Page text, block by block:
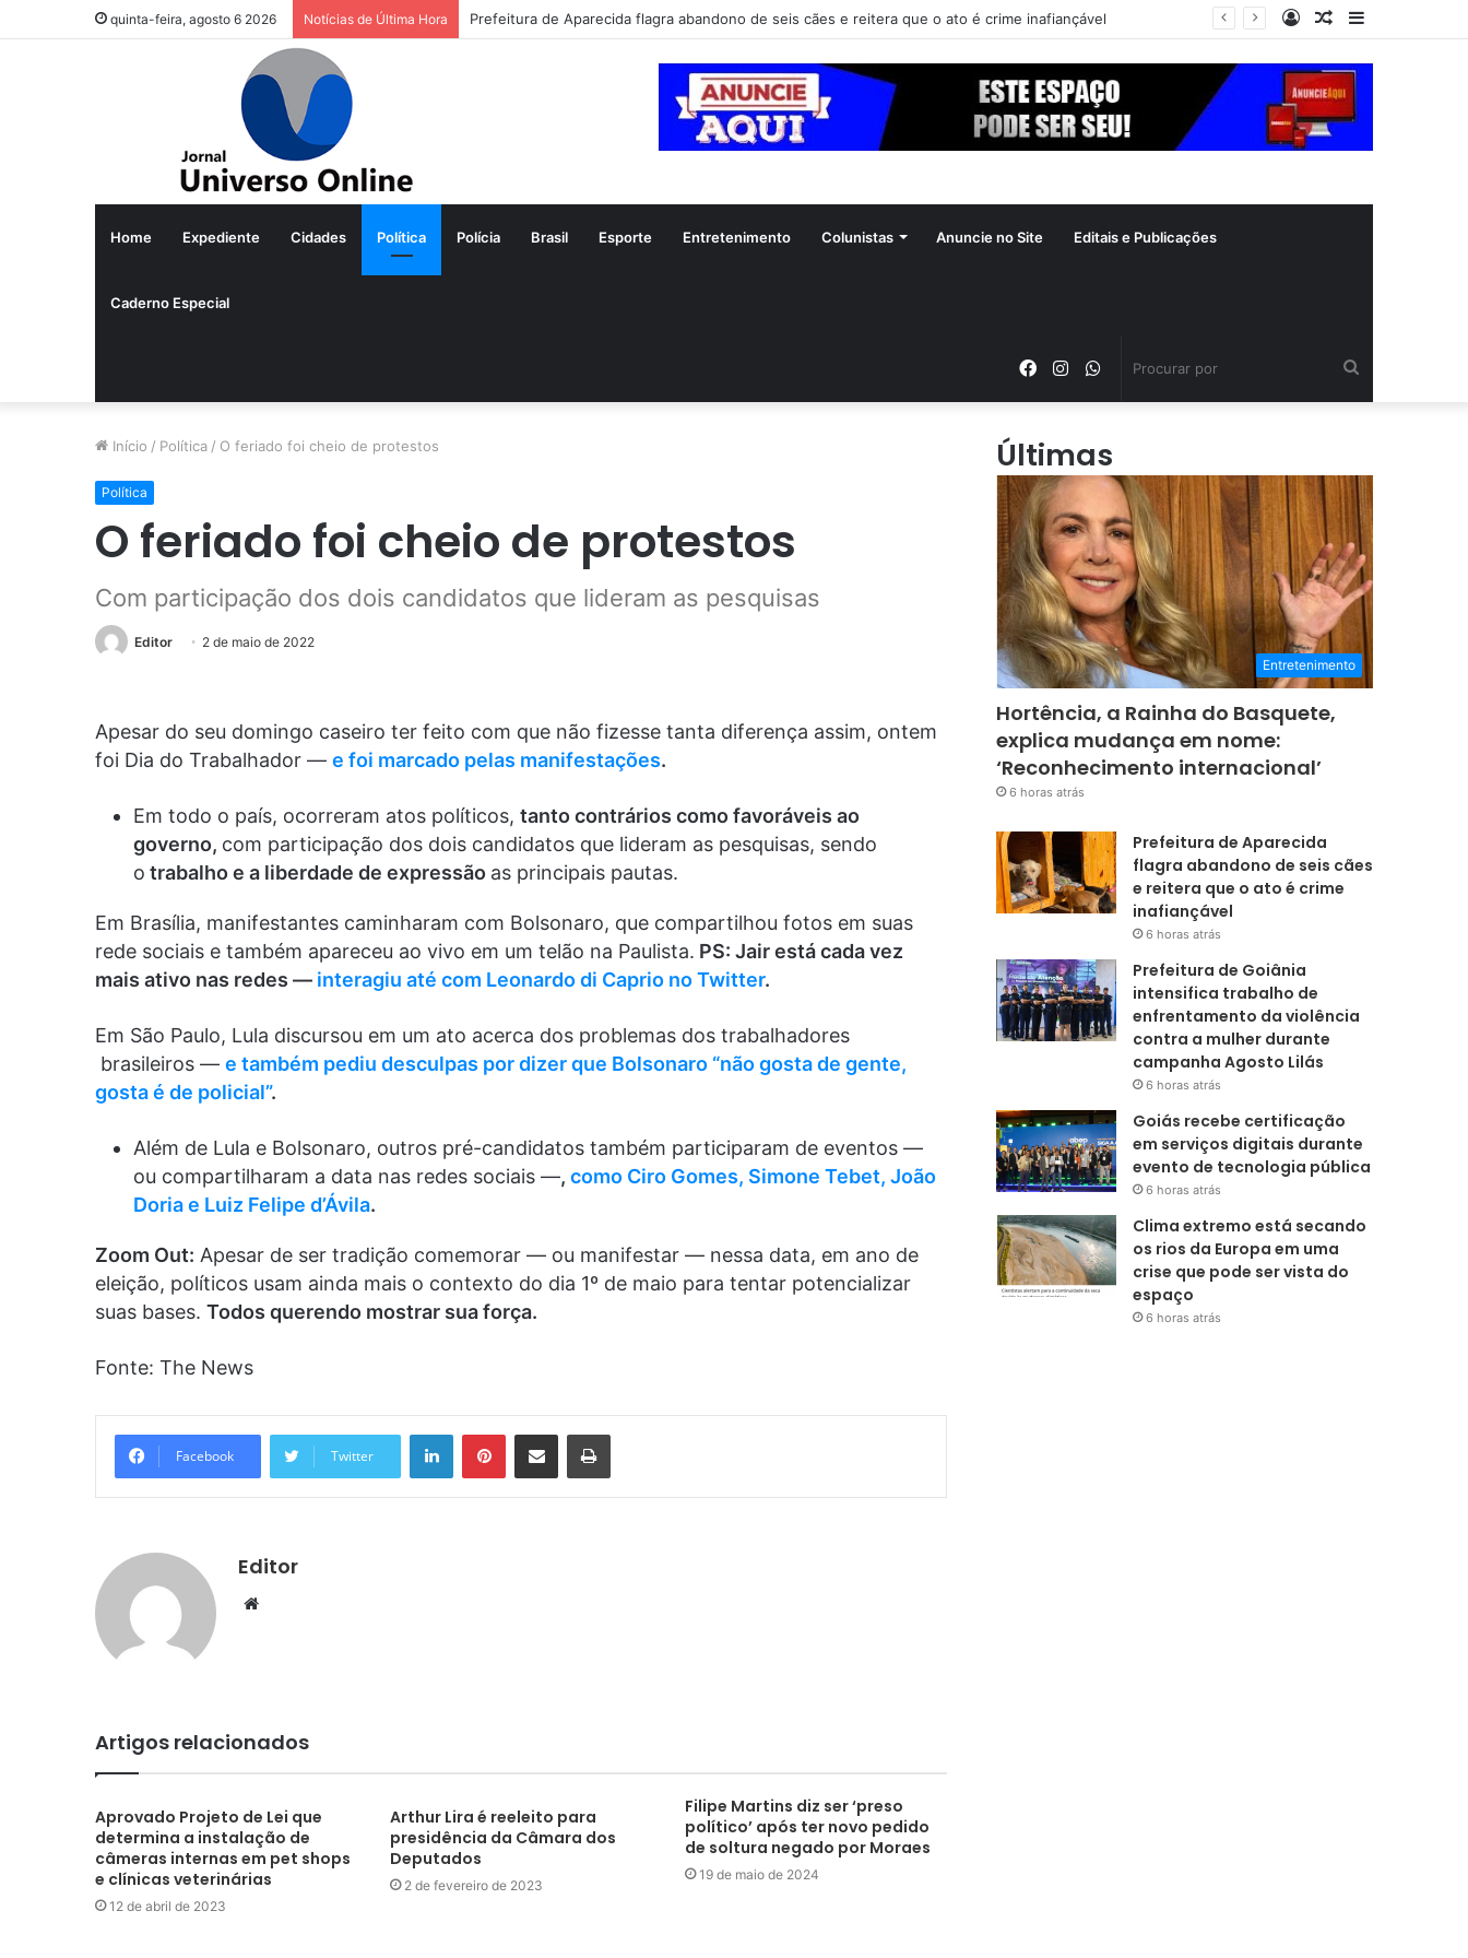
quinta-feira, agosto 6 2026 Notícias de Última Hora Prefeitura de Aparecida flagra abandono de seis cães e reitera que o ato é crime inafiançável
Barra
Artigo
Entrar
Home Expediente Cidades Política Polícia Brasil Esporte Entretenimento Colunistas Anuncie no Site Editais e Publicações
Caderno Especial
WhatsApp
Instagram
Facebook
Início / Política / O feriado foi cheio de protestos
Política
O feriado foi cheio de protestos
Com participação dos dois candidatos que lideram as pesquisas
Editor 2 de maio de 2022
Apesar do seu domingo caseiro ter feito com que não fizesse tanta diferença assim, ontem
foi Dia do Trabalhador — e foi marcado pelas manifestações.
Em todo o país, ocorreram atos políticos, tanto contrários como favoráveis ao
governo, com participação dos dois candidatos que lideram as pesquisas, sendo
o trabalho e a liberdade de expressão as principais pautas.
Em Brasília, manifestantes caminharam com Bolsonaro, que compartilhou fotos em suas
rede sociais e também apareceu ao vivo em um telão na Paulista. PS: Jair está cada vez
mais ativo nas redes — interagiu até com Leonardo di Caprio no Twitter.
Em São Paulo, Lula discursou em um ato acerca dos problemas dos trabalhadores
brasileiros — e também pediu desculpas por dizer que Bolsonaro “não gosta de gente,
gosta é de policial”.
Além de Lula e Bolsonaro, outros pré-candidatos também participaram de eventos —
ou compartilharam a data nas redes sociais —, como Ciro Gomes, Simone Tebet, João
Doria e Luiz Felipe d’Ávila.
Zoom Out: Apesar de ser tradição comemorar — ou manifestar — nessa data, em ano de
eleição, políticos usam ainda mais o contexto do dia 1º de maio para tentar potencializar
suas bases. Todos querendo mostrar sua força.
Fonte: The News
Facebook Twitter
LinkedinPinterestCompartilhar via e-mail Imprimir
Editor
Website
Artigos relacionados
Aprovado Projeto de Lei que
determina a instalação de
câmeras internas em pet shops
e clínicas veterinárias
12 de abril de 2023
Arthur Lira é reeleito para
presidência da Câmara dos
Deputados
2 de fevereiro de 2023
Filipe Martins diz ser ‘preso
político’ após ter novo pedido
de soltura negado por Moraes
19 de maio de 2024
Últimas
Entretenimento
Hortência, a Rainha do Basquete,
explica mudança em nome:
‘Reconhecimento internacional’
6 horas atrás
Prefeitura de Aparecida
flagra abandono de seis cães
e reitera que o ato é crime
inafiançável
6 horas atrás
Prefeitura de Goiânia
intensifica trabalho de
enfrentamento da violência
contra a mulher durante
campanha Agosto Lilás
6 horas atrás
Goiás recebe certificação
em serviços digitais durante
evento de tecnologia pública
6 horas atrás
Clima extremo está secando
os rios da Europa em uma
crise que pode ser vista do
espaço
6 horas atrás